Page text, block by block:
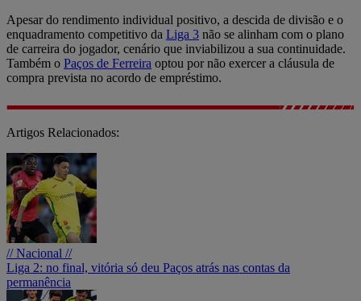
Apesar do rendimento individual positivo, a descida de divisão e o
enquadramento competitivo da Liga 3 não se alinham com o plano
de carreira do jogador, cenário que inviabilizou a sua continuidade.
Também o Paços de Ferreira optou por não exercer a cláusula de
compra prevista no acordo de empréstimo.
Artigos Relacionados:
// Nacional //
Liga 2: no final, vitória só deu Paços atrás nas contas da
permanência